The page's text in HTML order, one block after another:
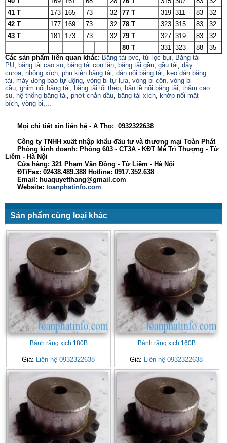
41 T
173 165 73 32 77 T 319 311 83
32
42 T
177 169 73 32 78 T 323 315 83
32
43 T
181 173 73 32 79 T 327 319 83
32
80 T
331 323 88
35
Các sản phẩm liên quan khác: Băng tải pvc, túi lọc bụi, Băng tải
PU, băng tải cao su, băng tải con lăn, băng tải gầu, gầu tải, dây
curoa, nhông xích, phụ kiện băng tải, dán nối băng tải, keo dán băng
tải, máy đóng bao tự động, vòng bi tự lựa, vòng bi côn, vòng bi
cầu, ghim nối băng tải, băng tải lõi thép, bản lề nối băng tải, thảm cao
su, hệ thống băng tải, phớt chắn dầu, băng tải xích, khớp nối mặt
bích, vòng bi,...
Mọi chi tiết xin liên hệ - A Thọ: 0932322638
Công ty TNHH xuất nhập khẩu đầu tư và thương mại Toàn Phát
Phòng kinh doanh: Phòng 603 - CT3A - KĐT Mễ Trì Thượng - Từ
Liêm - Hà Nội
Cửa hàng: 321 Phạm Văn Đồng - Từ Liêm - Hà Nội
ĐT/Fax: 02438.489.388 Hotline: 0917.352.638
Email: huaquyetthang@gmail.com
Website: toanphatinfo.com
Sản phẩm cùng loại khác
Bánh răng xích 180B
Giá: Liên hệ 0932322638
Bánh răng xích 160B
Giá: Liên hệ 0932322638